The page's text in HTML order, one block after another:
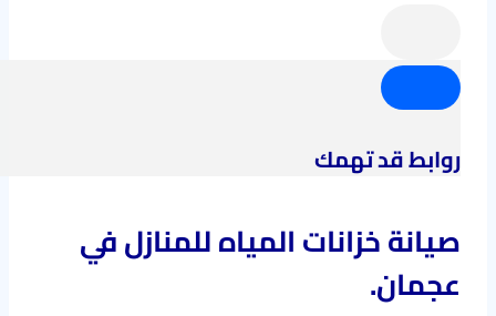
روابط قد تهمك
صيانة خزانات المياه للمنازل في
عجمان.